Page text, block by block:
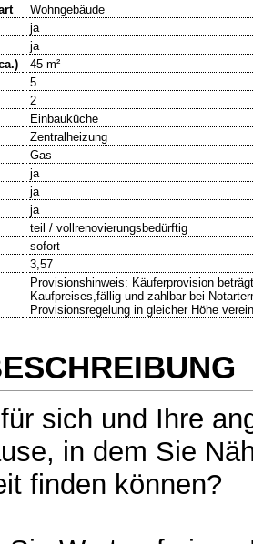
Wohngebäude
ja
ja
45 m²
5
2
Einbauküche
Zentralheizung
Gas
ja
ja
ja
teil / vollrenovierungsbedürftig
sofort
3,57
Provisionshinweis: Käuferprovision
Kaufpreises,fällig und zahlbar bei
Provisionsregelung in gleicher Höhe
sich und Ihre
in dem Sie
finden können?